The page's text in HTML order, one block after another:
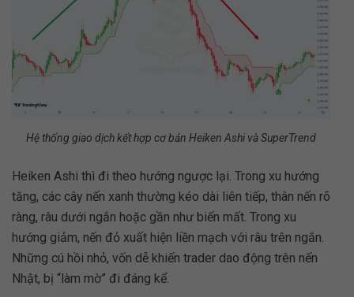
Hệ thống giao dịch kết hợp cơ bản Heiken Ashi và SuperTrend
Heiken Ashi thì đi theo hướng ngược lại. Trong xu hướng
tăng, các cây nến xanh thường kéo dài liên tiếp, thân nến rõ
ràng, râu dưới ngắn hoặc gần như biến mất. Trong xu
hướng giảm, nến đỏ xuất hiện liền mạch với râu trên ngắn.
Những cú hồi nhỏ, vốn dễ khiến trader dao động trên nến
Nhật, bị “làm mờ” đi đáng kể.